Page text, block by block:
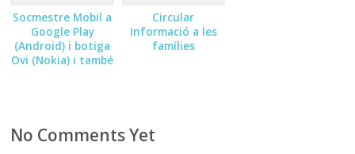
Socmestre Mobil a
Google Play
(Android) i botiga
Ovi (Nokia) i també
Circular
Informació a les
famílies
No Comments Yet